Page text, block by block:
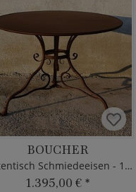
BOUCHER
Gartentisch Schmiedeeisen - 100cm
1.395,00 € *